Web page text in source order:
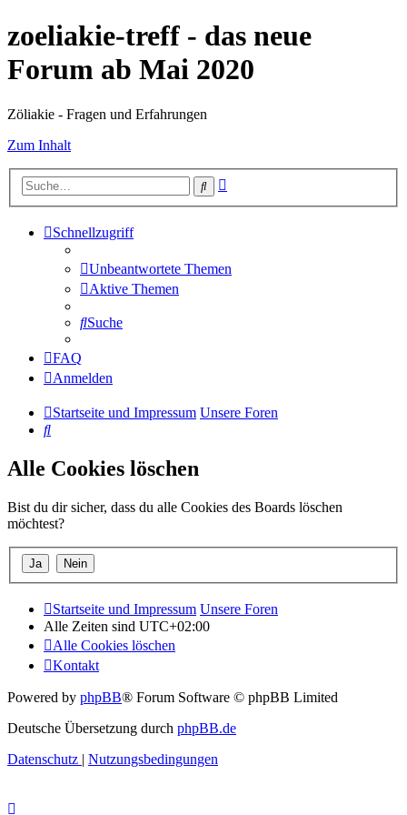
zoeliakie-treff - das neue
Forum ab Mai 2020
Zöliakie - Fragen und Erfahrungen
Zum Inhalt
Suche
Schnellzugriff
Unbeantwortete Themen
Aktive Themen
Suche
FAQ
Anmelden
Startseite und Impressum Unsere Foren
Suche
Alle Cookies löschen
Bist du dir sicher, dass du alle Cookies des Boards löschen
möchtest?
Startseite und Impressum Unsere Foren
Alle Zeiten sind UTC+02:00
Alle Cookies löschen
Kontakt
Powered by phpBB® Forum Software © phpBB Limited
Deutsche Übersetzung durch phpBB.de
Datenschutz | Nutzungsbedingungen